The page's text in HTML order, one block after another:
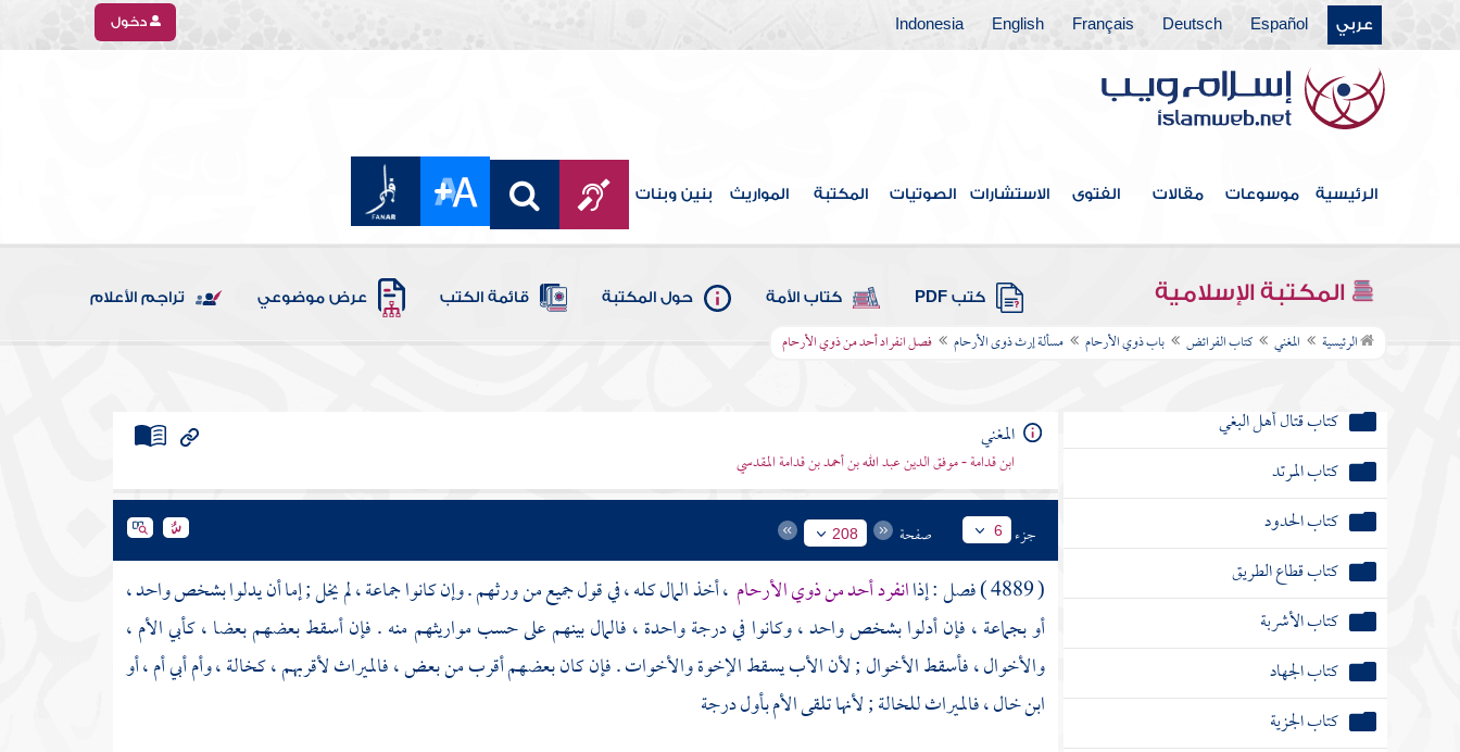
عربي Español
Deutsch
Français
English
Indonesia دخول
الرئيسية موسوعات مقالات الفتوى الاستشارات الصوتيات المكتبة المواريث بنين وبنات
المكتبة الإسلامية كتب PDF كتاب الأمة حول المكتبة قائمة الكتب عرض موضوعي تراجم الأعلام
الرئيسية المغني كتاب الفرائض باب ذوي الأرحام مسألة إرث ذوى الأرحام فصل انفراد أحد من ذوي الأرحام
كتاب الظهار
كتاب اللعان
كتاب العدد
باب الحال التي تجب فيها النفقة على الزوج
كتاب قتال أهل البغي
كتاب المرتد
كتاب الحدود
كتاب قطاع الطريق
كتاب الأشربة
كتاب الجهاد
كتاب الجزية
المغني
ابن قدامة - موفق الدين عبد الله بن أحمد بن قدامة المقدسي
جزء 6 صفحة 208
( 4889 ) فصل : إذا انفرد أحد من ذوي الأرحام ، أخذ المال كله ، في قول جميع من ورثهم . وإن كانوا جماعة ، لم يخل ; إما أن يدلوا بشخص واحد ،
أو بجماعة ، فإن أدلوا بشخص واحد ، وكانوا في درجة واحدة ، فالمال بينهم على حسب مواريثهم منه . فإن أسقط بعضهم بعضا ، كأبي الأم ،
والأخوال ، فأسقط الأخوال ; لأن الأب يسقط الإخوة والأخوات . فإن كان بعضهم أقرب من بعض ، فالميراث لأقربهم ، كخالة ، وأم أبي أم ، أو
ابن خال ، فالميراث للخالة ; لأنها تلقى الأم بأول درجة